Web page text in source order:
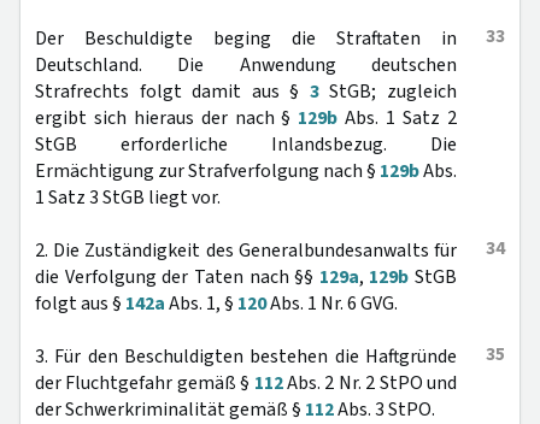
33
Der Beschuldigte beging die Straftaten in
Deutschland. Die Anwendung deutschen
Strafrechts folgt damit aus § 3StGB; zugleich
ergibt sich hieraus der nach § 129b Abs. 1 Satz 2
StGB erforderliche Inlandsbezug. Die
Ermächtigung zur Strafverfolgung nach § 129bAbs.
1 Satz 3 StGB liegt vor.
34
2. Die Zuständigkeit des Generalbundesanwalts für
die Verfolgung der Taten nach §§ 129a, 129b StGB
folgt aus § 142aAbs. 1, § 120Abs. 1 Nr. 6 GVG.
35
3. Für den Beschuldigten bestehen die Haftgründe
der Fluchtgefahr gemäß § 112Abs. 2 Nr. 2 StPO und
der Schwerkriminalität gemäß § 112Abs. 3 StPO.